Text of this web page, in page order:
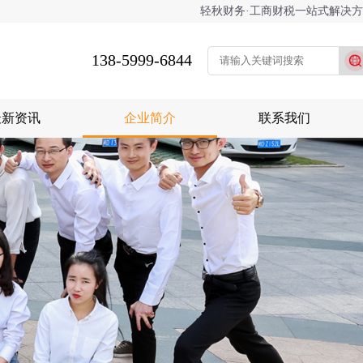
轻秋财务·工商财税一站式解决
138-5999-6844
资讯 企业简介 联系我们